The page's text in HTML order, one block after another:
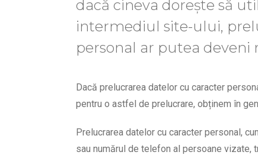
dacă cineva dorește să
intermediul site-ului,
personal ar putea deveni
Dacă prelucrarea datelor cu caracter
pentru o astfel de prelucrare, obținem în
Prelucrarea datelor cu caracter personal,
sau numărul de telefon al persoane